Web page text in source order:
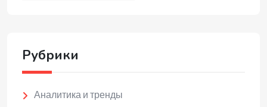
Рубрики
Аналитика и тренды